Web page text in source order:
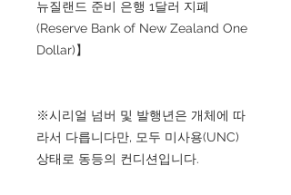
뉴질랜드 준비 은행 1달러 지폐
(Reserve Bank of New Zealand One
Dollar)】
※시리얼 넘버 및 발행년은 개체에 따
라서 다릅니다만, 모두 미사용(UNC)
상태로 동등의 컨디션입니다.